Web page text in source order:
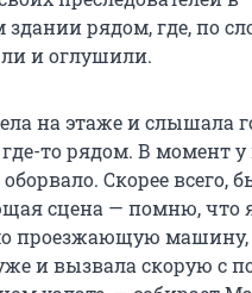
здании рядом, где, по
и оглушили.
на этаже и слышала
то рядом. В момент
Скорее всего,
сцена — помню, что
проезжающую машину,
и вызвала скорую с